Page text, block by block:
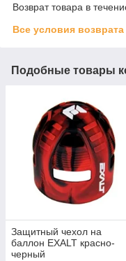
Возврат товара в
Все условия возврата
Подобные товары
Защитный чехол на
баллон EXALT красно-
черный